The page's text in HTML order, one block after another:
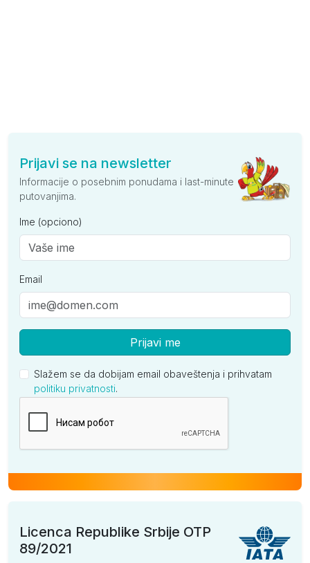
Prijavi se na newsletter
Informacije o posebnim ponudama i last-minute
putovanjima.
Ime (opciono)
Email
Prijavi me
Slažem se da dobijam email obaveštenja i prihvatam
politiku privatnosti.
Licenca Republike Srbije OTP
89/2021